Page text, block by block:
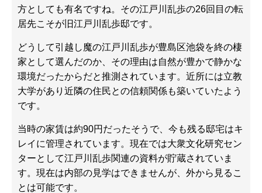
方としても有名ですね。その江戸川乱歩の26回目の転
居先こそが旧江戸川乱歩邸です。
どうして引越し魔の江戸川乱歩が豊島区池袋を終の棲
家として選んだのか、その理由は自然が豊かで静かな
環境だったからだと推測されています。近所には立教
大学があり近隣の住民との信頼関係も築いていたよう
です。
当時の家賃は約90円だったそうで、今も残る邸宅はキ
レイに管理されています。現在では大衆文化研究セン
ターとして江戸川乱歩関連の資料が貯蔵されていま
す。現在は内部の見学はできませんが、外から見るこ
とは可能です。